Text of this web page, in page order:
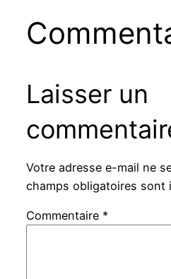
Laisser un
Votre adresse e-mail ne
champs obligatoires sont
Commentaire *